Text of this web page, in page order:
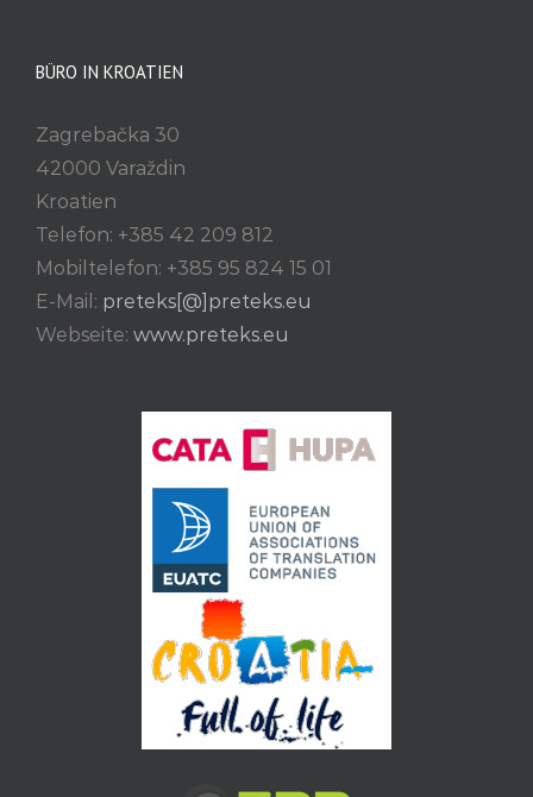
BÜRO IN KROATIEN
Zagrebačka 30
42000 Varaždin
Kroatien
Telefon: +385 42 209 812
Mobiltelefon: +385 95 824 15 01
E-Mail: preteks[@]preteks.eu
Webseite: www.preteks.eu